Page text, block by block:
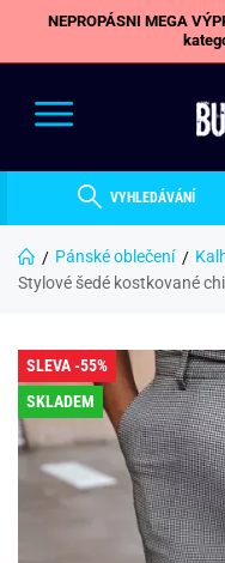
NEPROPÁSNI MEGA
VYHLEDÁVÁNÍ
Pánské oblečení
Stylové šedé kostkované
SLEVA -55%
SKLADEM